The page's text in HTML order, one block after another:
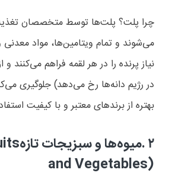
چرا پلت؟ پلت‌ها توسط متخصصان تغذیه
می‌شوند و تمام ویتامین‌ها، مواد معدنی
نیاز پرنده را در هر لقمه فراهم می‌کنند و
در رژیم دانه‌ها رخ می‌دهد) جلوگیری
بهتره از برندهای معتبر و با کیفیت
۲.میوه‌ها و سبزیجات تازه
and Vegetables)